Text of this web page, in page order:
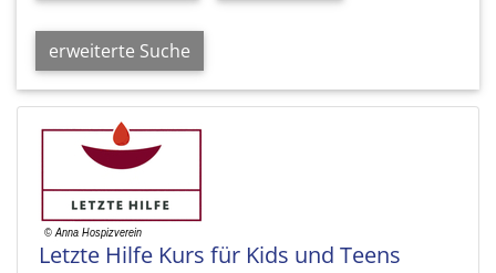
erweiterte Suche
Letzte Hilfe Kurs für Kids und Teens